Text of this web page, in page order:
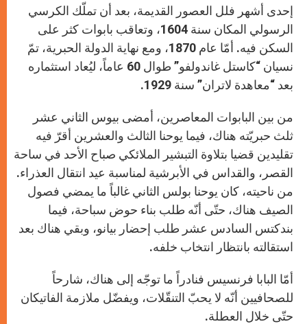
إحدى أشهر فلل العصور القديمة، بعد أن تملّك الكرسي
الرسولي المكان سنة 1604، وتعاقب بابوات كثر على
السكن فيه. أمّا عام 1870، ومع نهاية الدولة الحبرية، تمّ
نسيان “كاستل غاندولفو” طوال 60 عاماً، ليُعاد استثماره
بعد “معاهدة لاتران” سنة 1929.
من بين البابوات المعاصرين، أمضى بيوس الثاني عشر
ثلث حبريّته هناك، فيما يوحنا الثالث والعشرين أقرّ فيه
تقليدين قضيا بتلاوة التبشير الملائكي صباح الأحد في ساحة
القصر، والقداس في الأبرشية لمناسبة عيد انتقال العذراء.
من ناحيته، كان يوحنا بولس الثاني غالباً ما يمضي فصول
الصيف هناك، حتّى أنّه طلب بناء حوض سباحة، فيما
بندكتس السادس عشر طلب إحضار بيانو، وبقي هناك بعد
استقالته بانتظار انتخاب خلفه.
أمّا البابا فرنسيس فنادراً ما توجّه إلى هناك، شارحاً
للصحافيين أنّه لا يحبّ التنقّلات، ويفضّل ملازمة الفاتيكان
حتّى خلال العطلة.